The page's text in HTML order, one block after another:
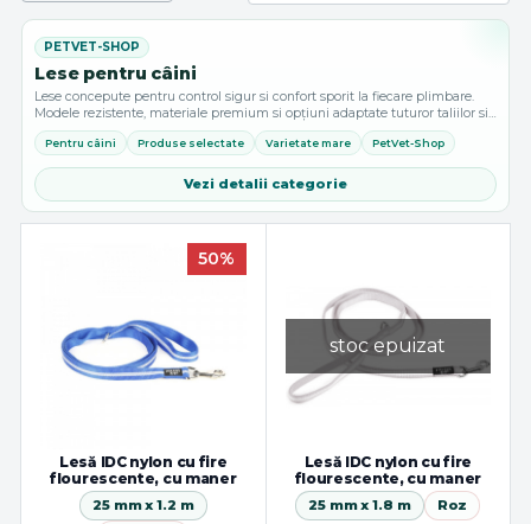
Lese pentru câini
Lese concepute pentru control sigur si confort sporit la fiecare plimbare.
Modele rezistente, materiale premium si opțiuni adaptate tuturor taliilor si
stilurilor de activitate. Functionalitate si durabilitate pentru o...
Pentru câini Produse selectate Varietate mare PetVet-Shop
Vezi detalii categorie
50%
Lesă IDC nylon cu fire
flourescente, cu maner
25 mm x 1.2 m
stoc epuizat
Lesă IDC nylon cu fire
flourescente, cu maner
25 mm x 1.8 m Roz